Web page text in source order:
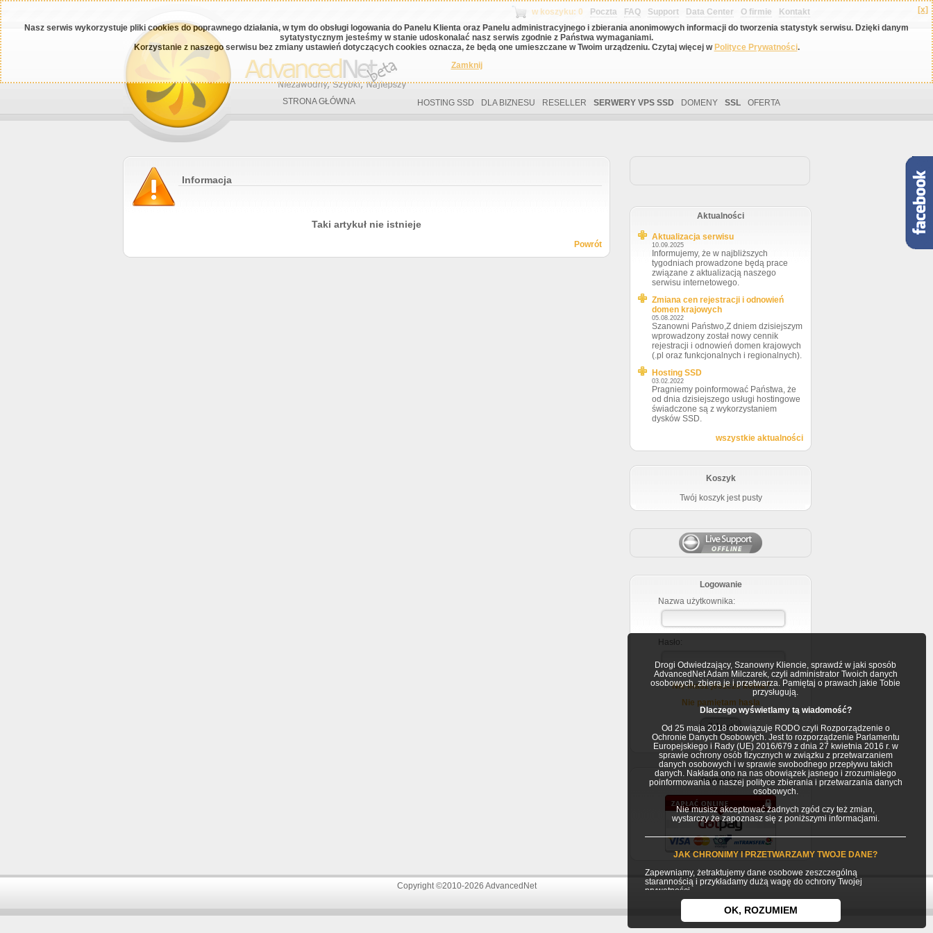
[x]
Nasz serwis wykorzystuje pliki cookies do poprawnego działania, w tym do obsługi logowania do Panelu Klienta oraz Panelu administracyjnego i zbierania anonimowych informacji do tworzenia statystyk serwisu. Dzięki danym
sytatystycznym jesteśmy w stanie udoskonalać nasz serwis zgodnie z Państwa wymaganiami.
Korzystanie z naszego serwisu bez zmiany ustawień dotyczących cookies oznacza, że będą one umieszczane w Twoim urządzeniu. Czytaj więcej w Polityce Prywatności.
Zamknij
Drogi Odwiedzający, Szanowny Kliencie, sprawdź w jaki sposób
AdvancedNet Adam Milczarek, czyli administrator Twoich danych
osobowych, zbiera je i przetwarza. Pamiętaj o prawach jakie Tobie
przysługują.
Dlaczego wyświetlamy tą wiadomość?
Od 25 maja 2018 obowiązuje RODO czyli Rozporządzenie o
Ochronie Danych Osobowych. Jest to rozporządzenie Parlamentu
Europejskiego i Rady (UE) 2016/679 z dnia 27 kwietnia 2016 r. w
sprawie ochrony osób fizycznych w związku z przetwarzaniem
danych osobowych i w sprawie swobodnego przepływu takich
danych. Nakłada ono na nas obowiązek jasnego i zrozumiałego
poinformowania o naszej polityce zbierania i przetwarzania danych
osobowych.
Nie musisz akceptować żadnych zgód czy też zmian,
wystarczy że zapoznasz się z poniższymi informacjami.
JAK CHRONIMY I PRZETWARZAMY TWOJE DANE?
Zapewniamy, żetraktujemy dane osobowe zeszczególną
starannością i przykładamy dużą wagę do ochrony Twojej
prywatności.
Twoje dane osobowe gromadzimy i przetwarzamy jako
Usługodawca (AdvancedNet Adam Milczarek) będący
jednocześnie Administratorem danych osobowych.
OK, ROZUMIEM
w koszyku: 0 Poczta FAQ Support Data Center O firmie Kontakt
STRONA GŁÓWNA HOSTING SSD DLA BIZNESU RESELLER SERWERY VPS SSD DOMENY SSL OFERTA
Aktualności
Aktualizacja serwisu
10.09.2025
Informujemy, że w najbliższych
tygodniach prowadzone będą prace
związane z aktualizacją naszego
serwisu internetowego.
Zmiana cen rejestracji i odnowień
domen krajowych
05.08.2022
Szanowni Państwo,Z dniem dzisiejszym
wprowadzony został nowy cennik
rejestracji i odnowień domen krajowych
(.pl oraz funkcjonalnych i regionalnych).
Hosting SSD
03.02.2022
Pragniemy poinformować Państwa, że
od dnia dzisiejszego usługi hostingowe
świadczone są z wykorzystaniem
dysków SSD.
wszystkie aktualności
Koszyk
Twój koszyk jest pusty
Logowanie
Nazwa użytkownika:
Hasło:
Nie masz jeszcze konta?
Nie pamiętam hasla
Partnerzy
Informacja
Taki artykuł nie istnieje
Powrót
Copyright ©2010-2026 AdvancedNet